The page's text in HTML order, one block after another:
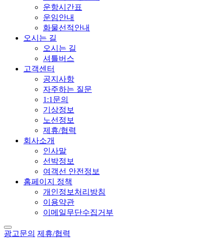
운항시간표
운임안내
화물선적안내
오시는 길
오시는 길
셔틀버스
고객센터
공지사항
자주하는 질문
1:1문의
기상정보
노선정보
제휴/협력
회사소개
인사말
선박정보
여객선 안전정보
홈페이지 정책
개인정보처리방침
이용약관
이메일무단수집거부
광고문의 제휴/협력